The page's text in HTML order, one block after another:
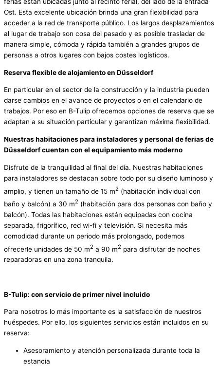
Ost. Esta excelente ubicación brinda una gran flexibilidad para
acceder a la red de transporte público. Los largos desplazamientos
al lugar de trabajo son cosa del pasado y es posible trasladar de
manera simple, cómoda y rápida también a grandes grupos de
personas a otros lugares con bajos costes logísticos.
Reserva flexible de alojamiento en Düsseldorf
En particular en el sector de la construcción y la industria pueden
darse cambios en el avance de proyectos o en el calendario de
trabajos. Por eso en B-Tulip ofrecemos opciones de reserva que se
adaptan a su situación particular y garantizan máxima flexibilidad.
Nuestras habitaciones para instaladores y personal de ferias de
Düsseldorf cuentan con el equipamiento más moderno
Disfrute de la tranquilidad al final del día. Nuestras habitaciones
para instaladores se destacan sobre todo por su diseño luminoso y
amplio, y tienen un tamaño de 15 m2 (habitación individual con
baño y balcón) a 30 m2 (habitación para dos personas con baño y
balcón). Todas las habitaciones están equipadas con cocina
separada, frigorífico, red wi-fi y televisión. Si necesita más
comodidad durante un periodo más prolongado, podemos
ofrecerle unidades de 50 m2 a 90 m2 para disfrutar de noches
reparadoras en una zona tranquila.
B-Tulip: con servicio de primer nivel incluido
Para nosotros lo más importante es la satisfacción de nuestros
huéspedes. Por ello, los siguientes servicios están incluidos en su
reserva:
Asesoramiento y atención personalizada durante toda la
estancia